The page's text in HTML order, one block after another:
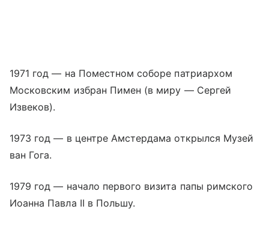
1971 год — на Поместном соборе патриархом
Московским избран Пимен (в миру — Сергей
Извеков).
1973 год — в центре Амстердама открылся Музей
ван Гога.
1979 год — начало первого визита папы римского
Иоанна Павла II в Польшу.